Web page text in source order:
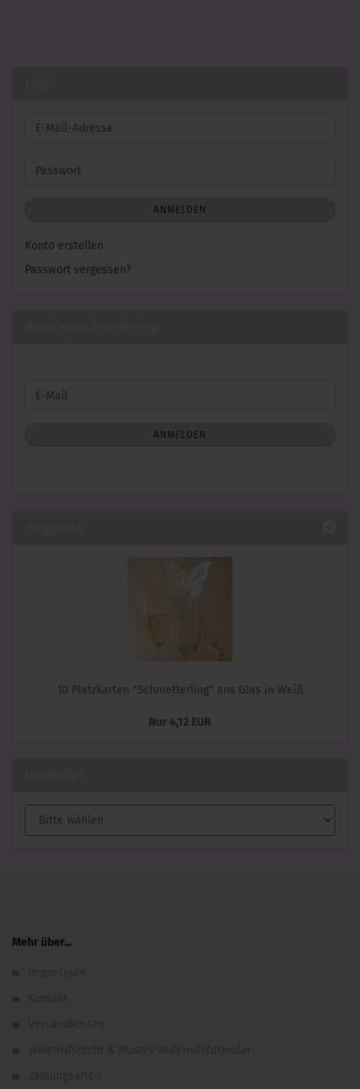
E-
Passwort
ANMELDEN
Konto erstellen
Passwort vergessen?
ZUR
E-
ANMELDEN
10 Platzkarten "Schmetterling" ans Glas in Weiß
Nur 4,12 EUR
Mehr über...
Impressum
Kontakt
Versandkosten
Widerrufsrecht & Muster-Widerrufsformular
Zahlungsarten